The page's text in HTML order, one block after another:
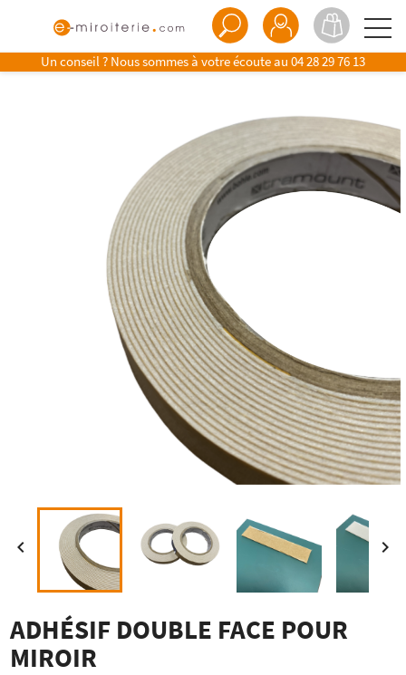
Un conseil ? Nous sommes à votre écoute au 04 28 29 76 13
 
ADHÉSIF DOUBLE FACE POUR
MIROIR